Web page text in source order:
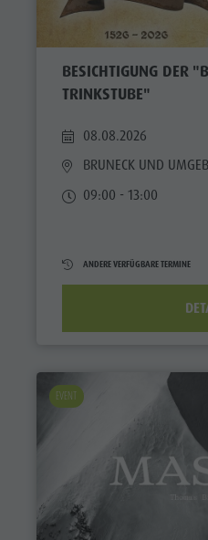
BESICHTIGUNG DER
TRINKSTUBE"
08.08.2026
BRUNECK UND
09:00 - 13:00
ANDERE VERFÜGBARE TERMINE
EVENT